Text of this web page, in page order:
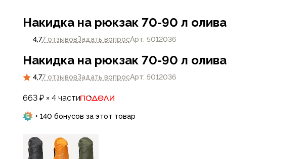
663 ₽ × 4 части
+ 140 бонусов за этот товар
Накидка на рюкзак 70-90 л олива
4,77 отзывовЗадать вопросАрт: 5012036
Накидка на рюкзак 70-90 л олива
4,77 отзывовЗадать вопросАрт: 5012036